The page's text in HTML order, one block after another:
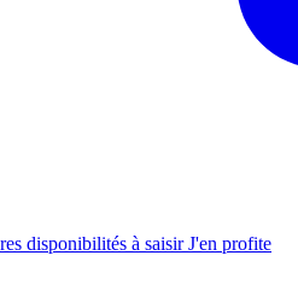
disponibilités à saisirJ'en profite